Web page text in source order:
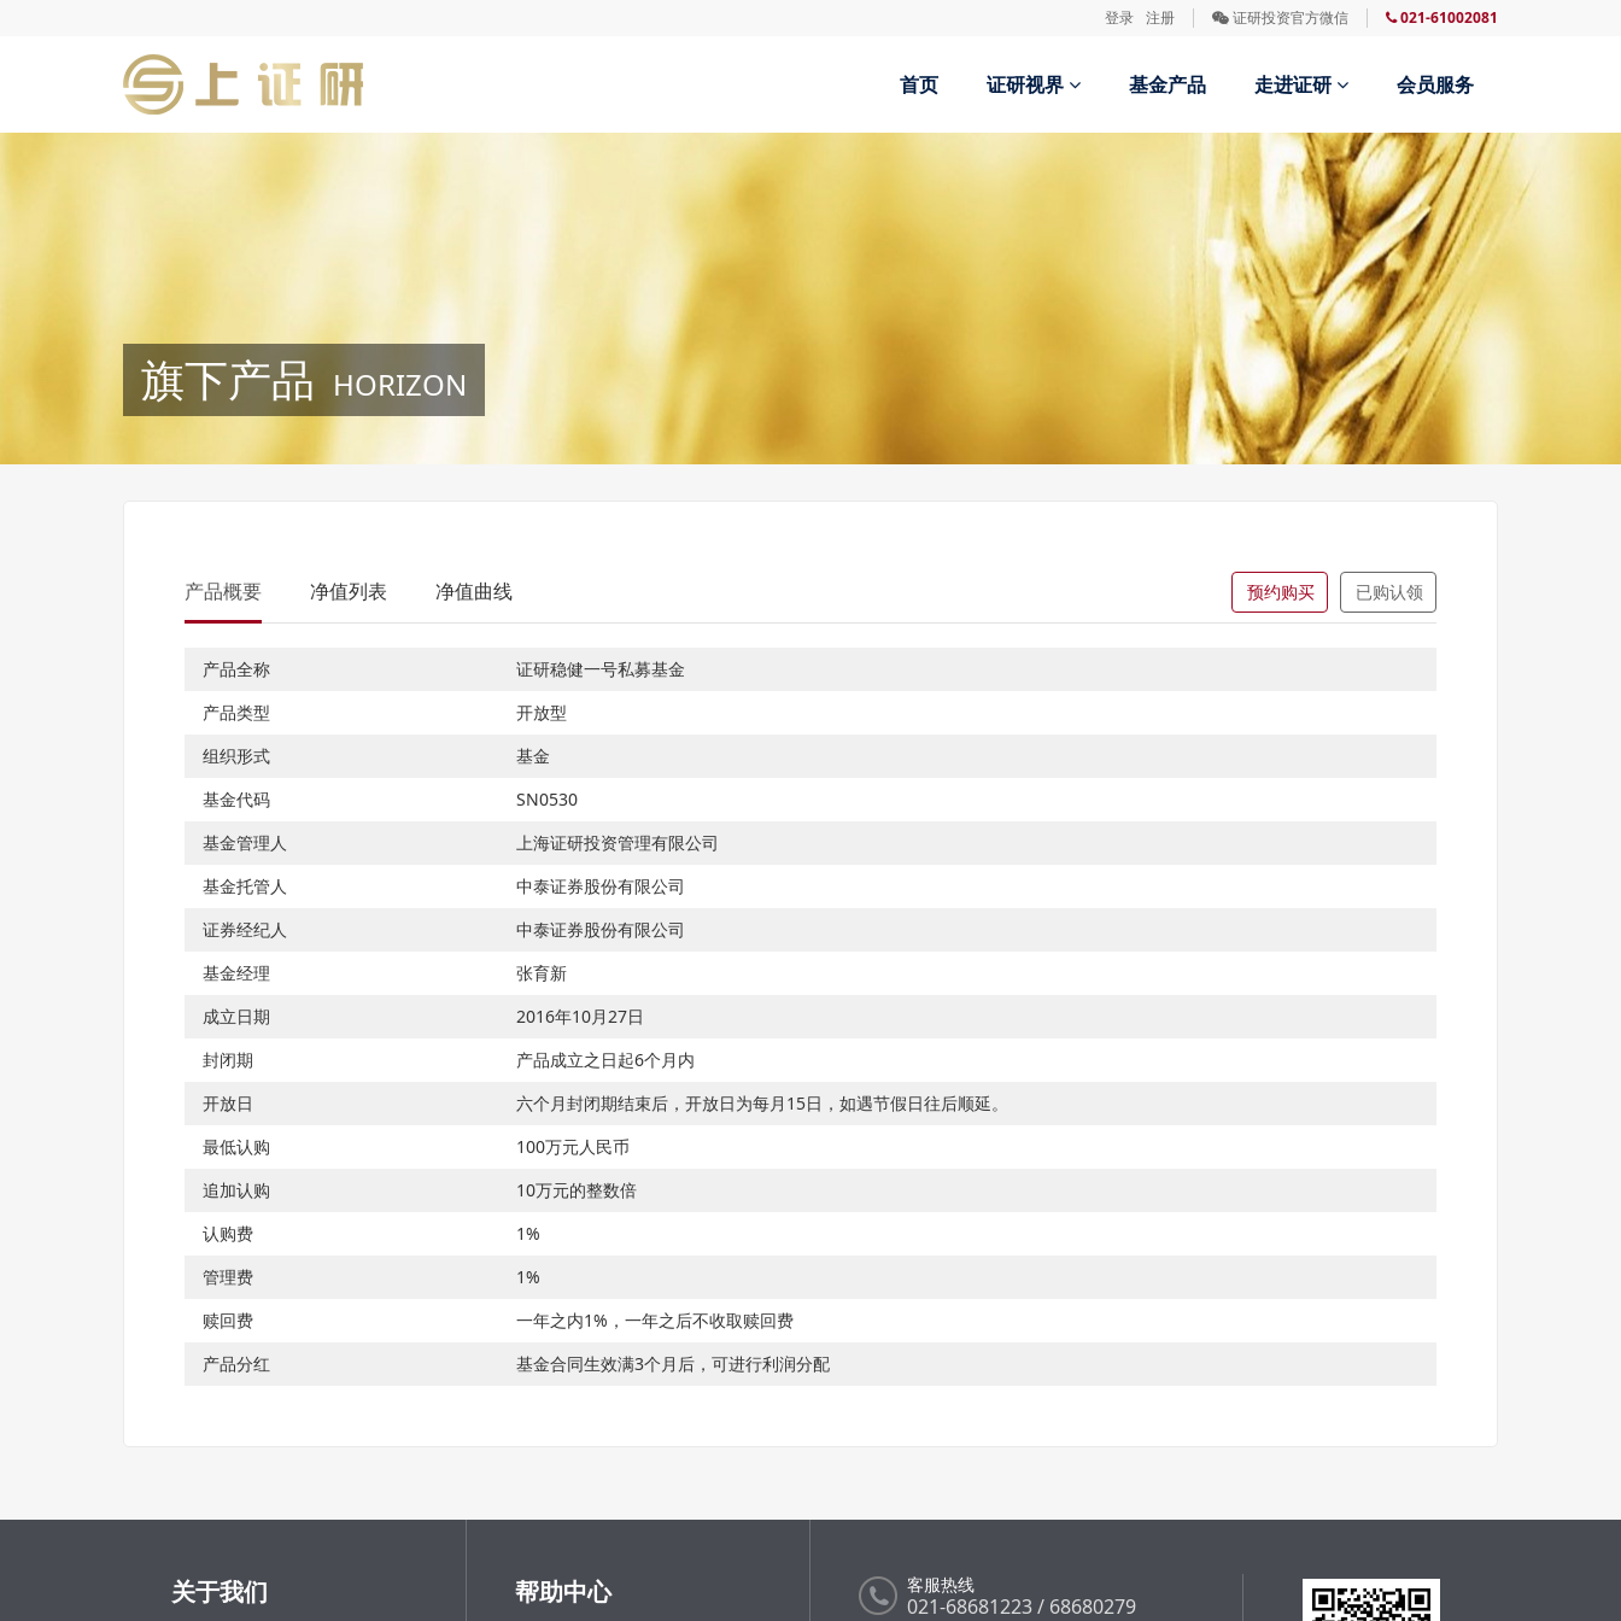
登录 注册 证研投资官方微信 021-61002081
首页 证研视界 基金产品 走进证研 会员服务
旗下产品 HORIZON
预约购买 已购认领
产品概要 净值列表 净值曲线
产品全称
证研稳健一号私募基金
产品类型
开放型
组织形式
基金
基金代码
SN0530
基金管理人
上海证研投资管理有限公司
基金托管人
中泰证券股份有限公司
证券经纪人
中泰证券股份有限公司
基金经理
张育新
成立日期
2016年10月27日
封闭期
产品成立之日起6个月内
开放日
六个月封闭期结束后，开放日为每月15日，如遇节假日往后顺延。
最低认购
100万元人民币
追加认购
10万元的整数倍
认购费
1%
管理费
1%
赎回费
一年之内1%，一年之后不收取赎回费
产品分红
基金合同生效满3个月后，可进行利润分配
关于我们 帮助中心 客服热线
021-68681223 / 68680279